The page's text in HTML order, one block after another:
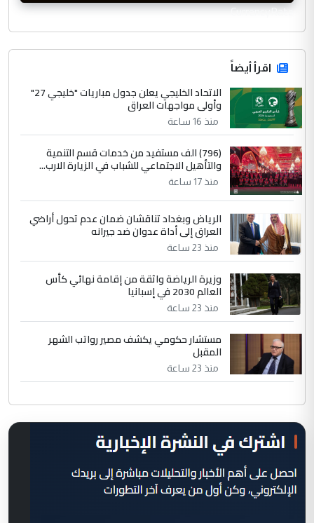
CurrencyRate
اقرأ أيضاً
الاتحاد الخليجي يعلن جدول مباريات "خليجي 27"
وأولى مواجهات العراق
منذ 16 ساعة
(796) الف مستفيد من خدمات قسم التنمية
والتأهيل الاجتماعي للشباب في الزيارة الارب...
منذ 17 ساعة
الرياض وبغداد تناقشان ضمان عدم تحول أراضي
العراق إلى أداة عدوان ضد جيرانه
منذ 23 ساعة
وزيرة الرياضة واثقة من إقامة نهائي كأس
العالم 2030 في إسبانيا
منذ 23 ساعة
مستشار حكومي يكشف مصير رواتب الشهر
المقبل
منذ 23 ساعة